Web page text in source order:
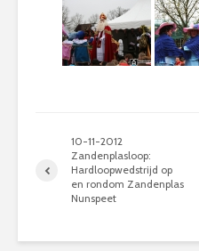
10-11-2012
Zandenplasloop:
Hardloopwedstrijd op
en rondom Zandenplas
Nunspeet